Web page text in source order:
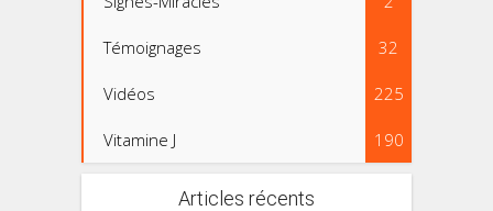
Témoignages 32
Vidéos 225
Vitamine J 190
Articles récents